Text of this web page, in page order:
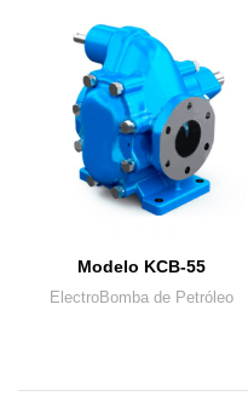
Modelo KCB-55
ElectroBomba de Petróleo